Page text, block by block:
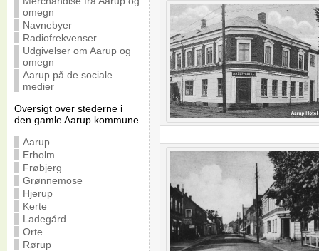
omegn
Navnebyer
Radiofrekvenser
Udgivelser om Aarup og
omegn
Aarup på de sociale
medier
Oversigt over stederne i
den gamle Aarup kommune.
Aarup
Erholm
Frøbjerg
Grønnemose
Hjerup
Kerte
Ladegård
Orte
Rørup